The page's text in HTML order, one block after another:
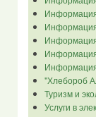
"Хлебороб
Туризм и
Услуги в